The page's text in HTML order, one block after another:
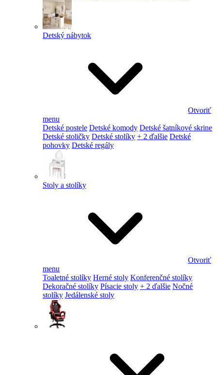
Detský nábytok
Otvoriť
menu
Detské postele Detské komody Detské šatníkové skrine
Detské stoličky Detské stolíky + 2 ďalšie Detské
pohovky Detské regály
Stoly a stolíky
Otvoriť
menu
Toaletné stolíky Herné stoly Konferenčné stolíky
Dekoračné stolíky Písacie stoly + 2 ďalšie Nočné
stolíky Jedálenské stoly